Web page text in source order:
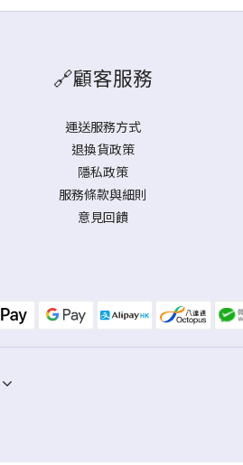
🔗顧客服務
運送服務方式
退換貨政策
隱私政策
服務條款與細則
意見回饋